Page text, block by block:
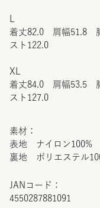
JANコード：
4550287881091
着丈82.0 肩幅51.8
スト122.0
XL
着丈84.0 肩幅53.5
スト127.0
素材：
表地 ナイロン100%
裏地 ポリエステル